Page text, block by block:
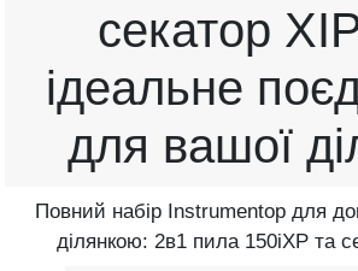
секатор
ідеальне
для вашої
Повний набір Instrumentop для
ділянкою: 2в1 пила 150iXP та